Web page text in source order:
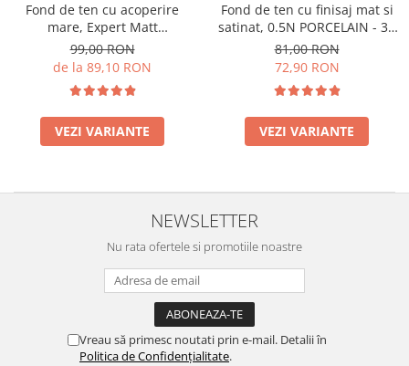
Fond de ten cu acoperire
mare, Expert Matt
Foundation, 500W Light Beige
- 30ml
99,00 RON
de la 89,10 RON
VEZI VARIANTE
Fond de ten cu finisaj mat si
satinat, 0.5N PORCELAIN - 33
ml
81,00 RON
72,90 RON
VEZI VARIANTE
NEWSLETTER
Nu rata ofertele si promotiile noastre
Vreau să primesc noutati prin e-mail. Detalii în
Politica de Confidențialitate.